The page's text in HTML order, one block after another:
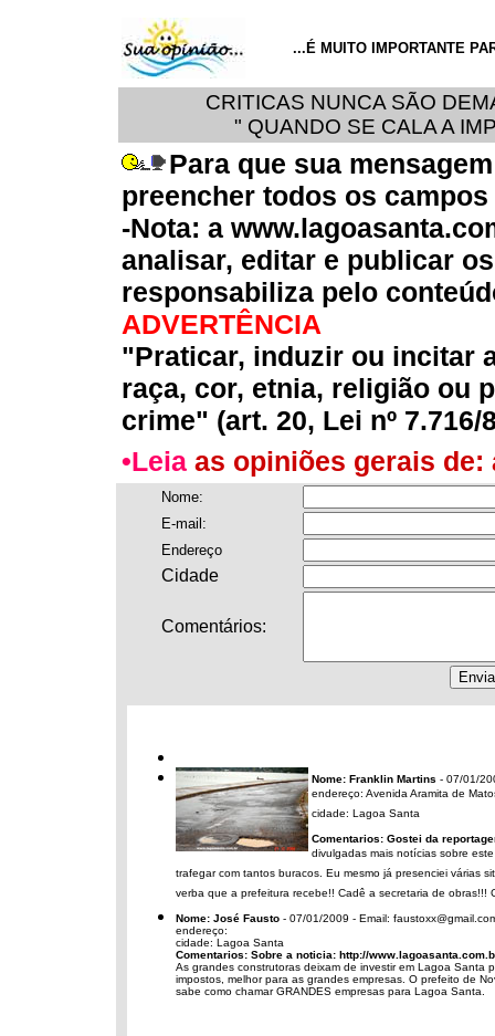
...É MUITO IMPORTANTE
CRITICAS NUNCA SÃO
" QUANDO SE CALA A
Para que sua
preencher todos os
-Nota: a
analisar, editar e publicar
responsabiliza pelo
ADVERTÊNCIA
"Praticar, induzir ou incitar
raça, cor, etnia, religião ou
crime" (art. 20, Lei nº 7.716/
•Leiaas opiniões gerais de:
Nome:
E-mail:
Endereço
Cidade
Comentários:
Nome: Franklin Martins - 07/01/
endereço: Avenida Aramita de
cidade: Lagoa Santa
Comentarios: Gostei da
divulgadas mais notícias sobre
trafegar com tantos buracos. Eu mesmo já presenciei várias
verba que a prefeitura recebe!! Cadê a secretaria de obras!!!
Nome: José Fausto - 07/01/2009 - Email:
endereço:
cidade: Lagoa Santa
Comentarios: Sobre a noticia: http://
As grandes construtoras deixam de investir em Lagoa Santa
impostos, melhor para as grandes empresas. O prefeito de
sabe como chamar GRANDES empresas para Lagoa Santa.